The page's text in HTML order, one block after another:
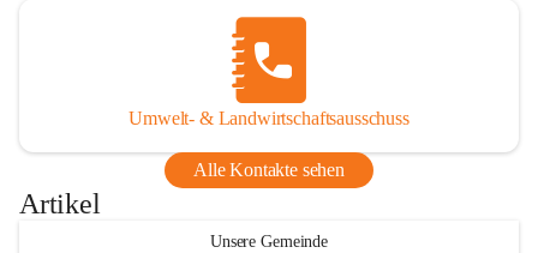
Umwelt- & Landwirtschaftsausschuss
Alle Kontakte sehen
Artikel
Unsere Gemeinde